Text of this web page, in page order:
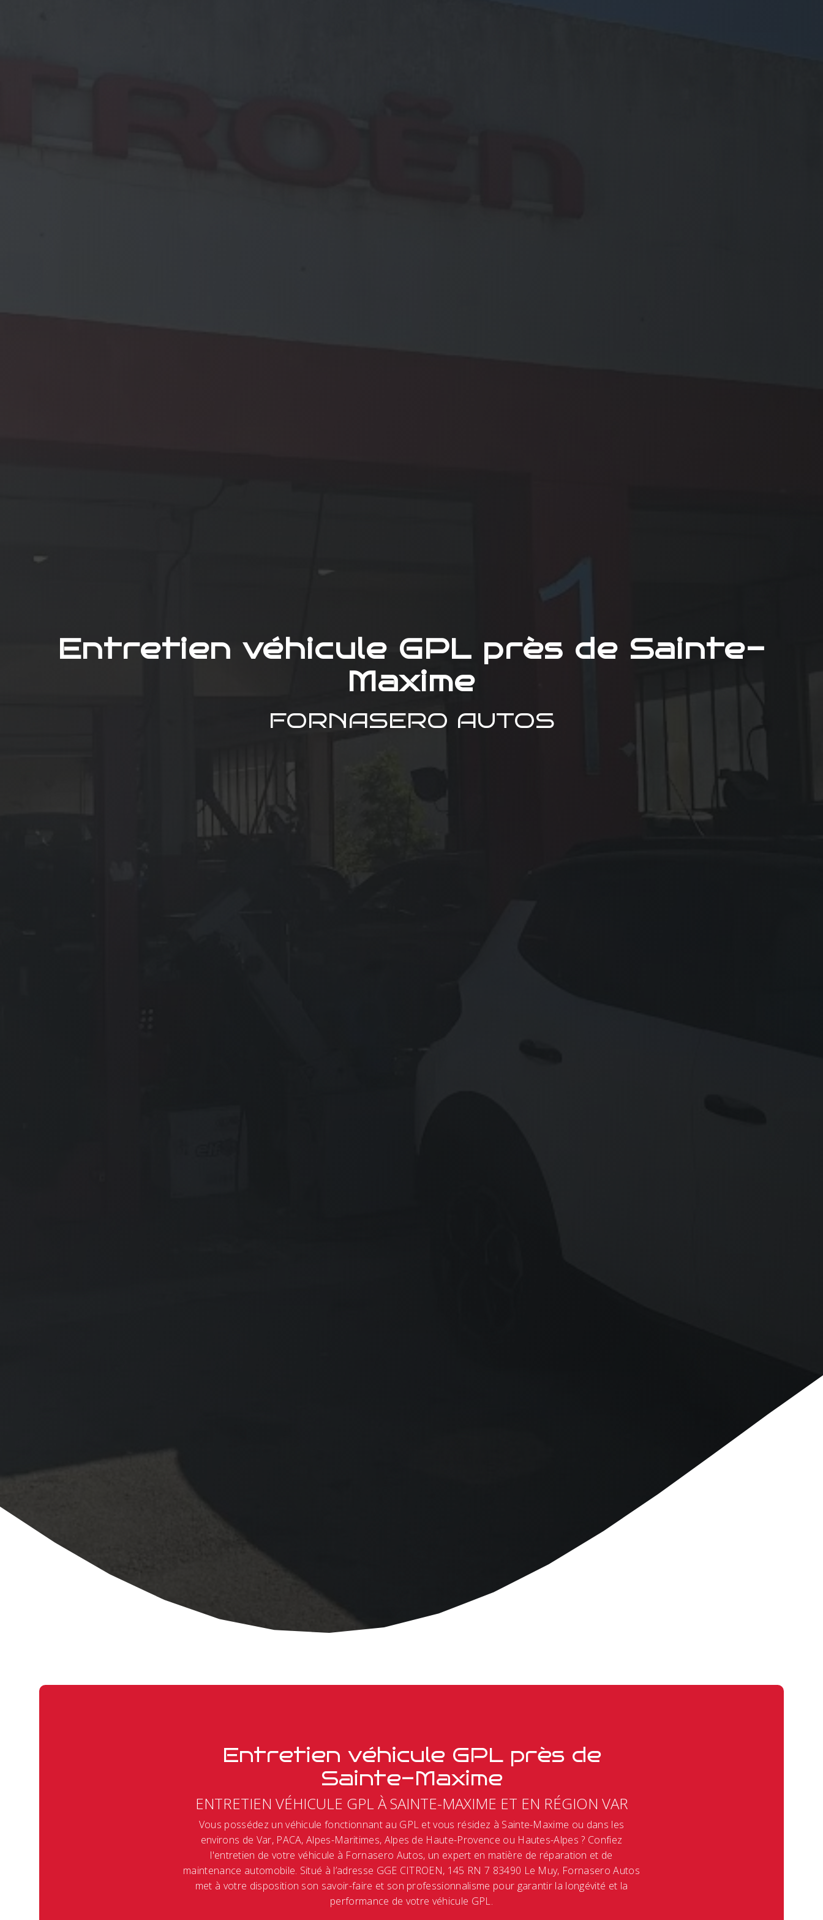
Entretien véhicule GPL près de Sainte-
Maxime
FORNASERO AUTOS
Entretien véhicule GPL près de
Sainte-Maxime
ENTRETIEN VÉHICULE GPL À SAINTE-MAXIME ET EN RÉGION VAR
Vous possédez un véhicule fonctionnant au GPL et vous résidez à Sainte-Maxime ou dans les
environs de Var, PACA, Alpes-Maritimes, Alpes de Haute-Provence ou Hautes-Alpes ? Confiez
l'entretien de votre véhicule à Fornasero Autos, un expert en matière de réparation et de
maintenance automobile. Situé à l’adresse GGE CITROEN, 145 RN 7 83490 Le Muy, Fornasero Autos
met à votre disposition son savoir-faire et son professionnalisme pour garantir la longévité et la
performance de votre véhicule GPL.